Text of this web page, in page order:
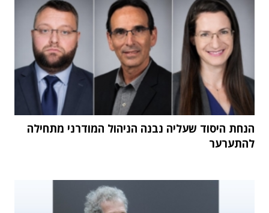
הנחת היסוד שעליה נבנה הניהול המודרני מתחילה
להתערער